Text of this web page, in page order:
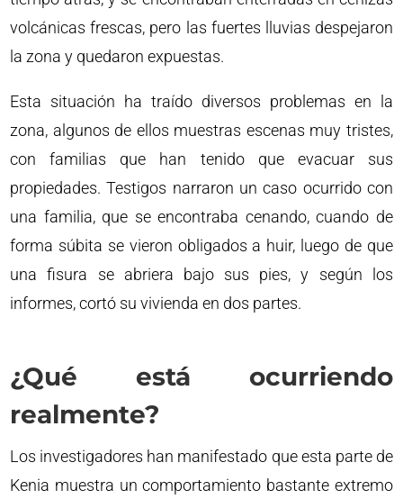
volcánicas frescas, pero las fuertes lluvias despejaron
la zona y quedaron expuestas.
Esta situación ha traído diversos problemas en la
zona, algunos de ellos muestras escenas muy tristes,
con familias que han tenido que evacuar sus
propiedades. Testigos narraron un caso ocurrido con
una familia, que se encontraba cenando, cuando de
forma súbita se vieron obligados a huir, luego de que
una fisura se abriera bajo sus pies, y según los
informes, cortó su vivienda en dos partes.
¿Qué está ocurriendo
realmente?
Los investigadores han manifestado que esta parte de
Kenia muestra un comportamiento bastante extremo